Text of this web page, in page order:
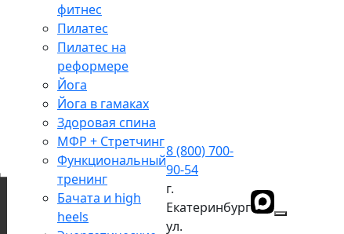
фитнес
Пилатес
Пилатес на
реформере
Йога
Йога в гамаках
Здоровая спина
МФР + Стретчинг
Функциональный
тренинг
Бачата и high
heels
8 (800) 700-
90-54
г.
Екатеринбург
ул.